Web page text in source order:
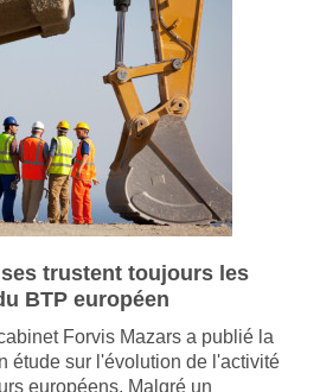
trustent toujours les
BTP européen
Forvis Mazars a publié la
étude sur l'évolution de l'activité